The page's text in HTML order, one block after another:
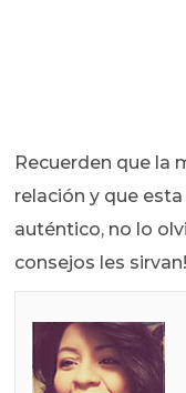
Recuerden que la
relación y que
auténtico, no lo
consejos les